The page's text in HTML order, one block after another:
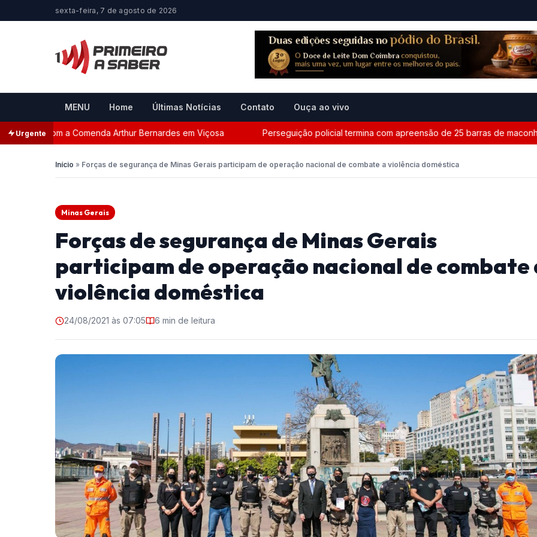
sexta-feira, 7 de agosto de 2026
MENU Home Últimas Notícias Contato Ouça ao vivo
Urgente
com a Comenda Arthur Bernardes em Viçosa Perseguição policial termina com apreensão de 25 barras de maconha
Início » Forças de segurança de Minas Gerais participam de operação nacional de combate a violência doméstica
Minas Gerais
Forças de segurança de Minas Gerais
participam de operação nacional de combate
violência doméstica
24/08/2021 às 07:05 6 min de leitura